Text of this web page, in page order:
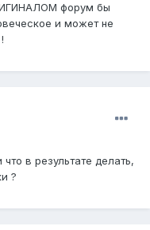
форум бы
и может не
в результате делать,
?